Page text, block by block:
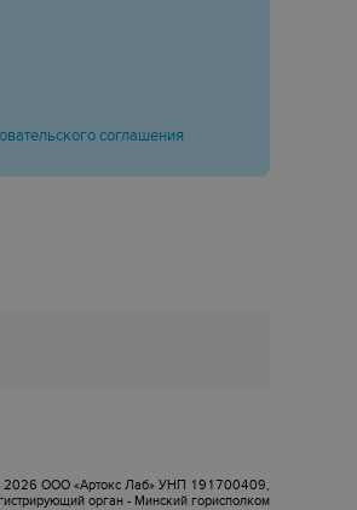
соглашения
ООО «Артокс Лаб» УНП 191700409,
орган - Минский горисполком